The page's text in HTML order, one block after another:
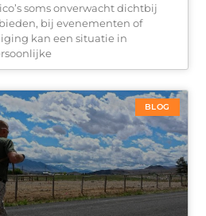
soms onverwacht dichtbij
bij evenementen of
kan een situatie in
BLOG